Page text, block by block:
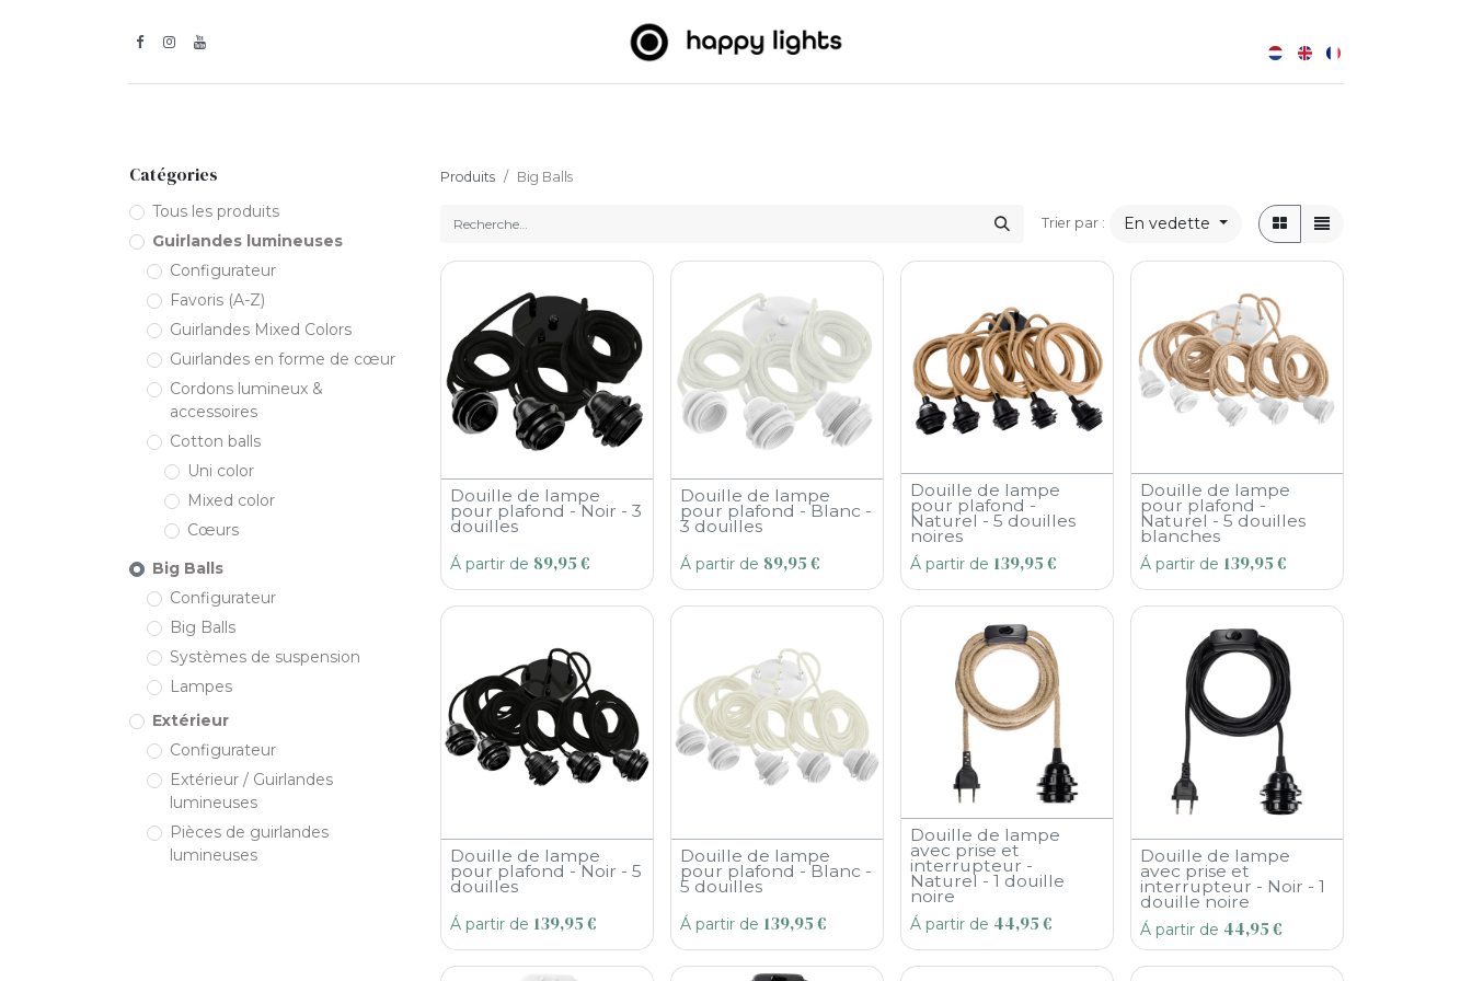
Catégories
Tous les produits
Guirlandes lumineuses
Configurateur
Favoris (A-Z)
Guirlandes Mixed Colors
Guirlandes en forme de cœur
Cordons lumineux &
accessoires
Cotton balls
Uni color
Mixed color
Cœurs
Big Balls
Configurateur
Big Balls
Systèmes de suspension
Lampes
Extérieur
Configurateur
Extérieur / Guirlandes
lumineuses
Pièces de guirlandes
lumineuses
Produits Big Balls
Trier par : En vedette
Douille de lampe
pour plafond - Noir - 3
douilles
Á partir de 89,95€
Douille de lampe
pour plafond - Blanc -
3 douilles
Á partir de 89,95€
Douille de lampe
pour plafond -
Naturel - 5 douilles
noires
Á partir de 139,95€
Douille de lampe
pour plafond -
Naturel - 5 douilles
blanches
Á partir de 139,95€
Douille de lampe
pour plafond - Noir - 5
douilles
Á partir de 139,95€
Douille de lampe
pour plafond - Blanc -
5 douilles
Á partir de 139,95€
Douille de lampe
avec prise et
interrupteur -
Naturel - 1 douille
noire
Á partir de 44,95€
Douille de lampe
avec prise et
interrupteur - Noir - 1
douille noire
Á partir de 44,95€